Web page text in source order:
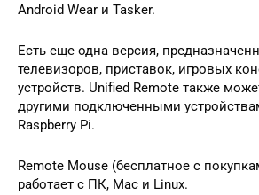
Android Wear и Tasker.
Есть еще одна версия,
телевизоров, приставок, игровых
устройств. Unified Remote также
другими подключенными
Raspberry Pi.
Remote Mouse (бесплатное с
работает с ПК, Mac и Linux.